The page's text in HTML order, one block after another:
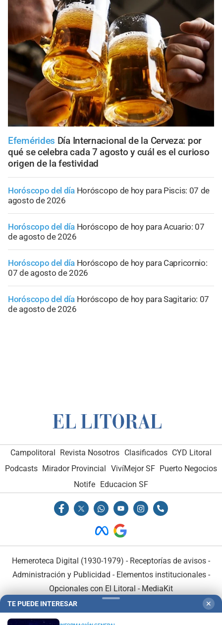
Efemérides Día Internacional de la Cerveza: por
qué se celebra cada 7 agosto y cuál es el curioso
origen de la festividad
Horóscopo del día Horóscopo de hoy para Piscis: 07 de
agosto de 2026
Horóscopo del día Horóscopo de hoy para Acuario: 07
de agosto de 2026
Horóscopo del día Horóscopo de hoy para Capricornio:
07 de agosto de 2026
Horóscopo del día Horóscopo de hoy para Sagitario: 07
de agosto de 2026
Campolitoral Revista Nosotros Clasificados CYD Litoral
Podcasts Mirador Provincial VivíMejor SF Puerto Negocios
Notife Educacion SF
Hemeroteca Digital (1930-1979) - Receptorías de avisos -
Administración y Publicidad - Elementos institucionales-
Opcionales con El Litoral - MediaKit
TE PUEDE INTERESAR ✕